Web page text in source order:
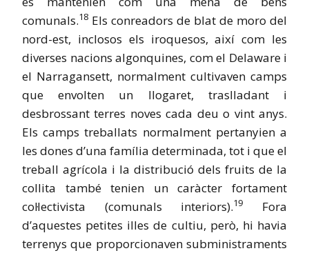
comunals.18 Els conreadors de blat de moro del
nord-est, inclosos els iroquesos, així com les
diverses nacions algonquines, com el Delaware i
el Narragansett, normalment cultivaven camps
que envolten un llogaret, traslladant i
desbrossant terres noves cada deu o vint anys.
Els camps treballats normalment pertanyien a
les dones d’una família determinada, tot i que el
treball agrícola i la distribució dels fruits de la
collita també tenien un caràcter fortament
col·lectivista (comunals interiors).19
Fora
d’aquestes petites illes de cultiu, però, hi havia
terrenys que proporcionaven subministraments